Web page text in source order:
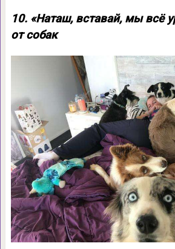
10. «Наташ, вставай, мы всё
от собак